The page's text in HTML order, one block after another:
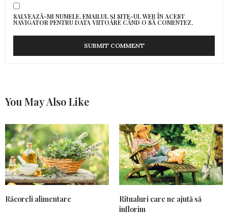
SALVEAZĂ-MI NUMELE, EMAILUL ȘI SITE-UL WEB ÎN ACEST
NAVIGATOR PENTRU DATA VIITOARE CÂND O SĂ COMENTEZ.
You May Also Like
Răcoreli alimentare
Ritualuri care ne ajută să
înflorim